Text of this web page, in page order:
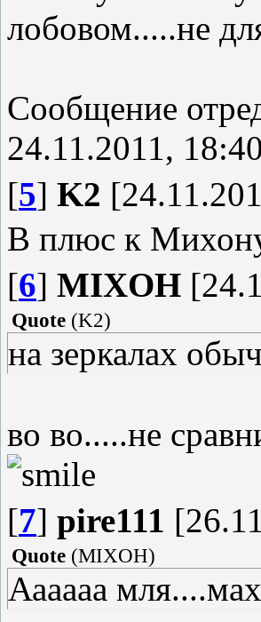
лобовом.....не
Сообщение
24.11.2011, 18:40
[5] K2
В плюс к
[6] MIXOH
Quote (K2)
на зеркалах
во во.....не
[7] pire111
Quote (MIXOH)
Аааааа